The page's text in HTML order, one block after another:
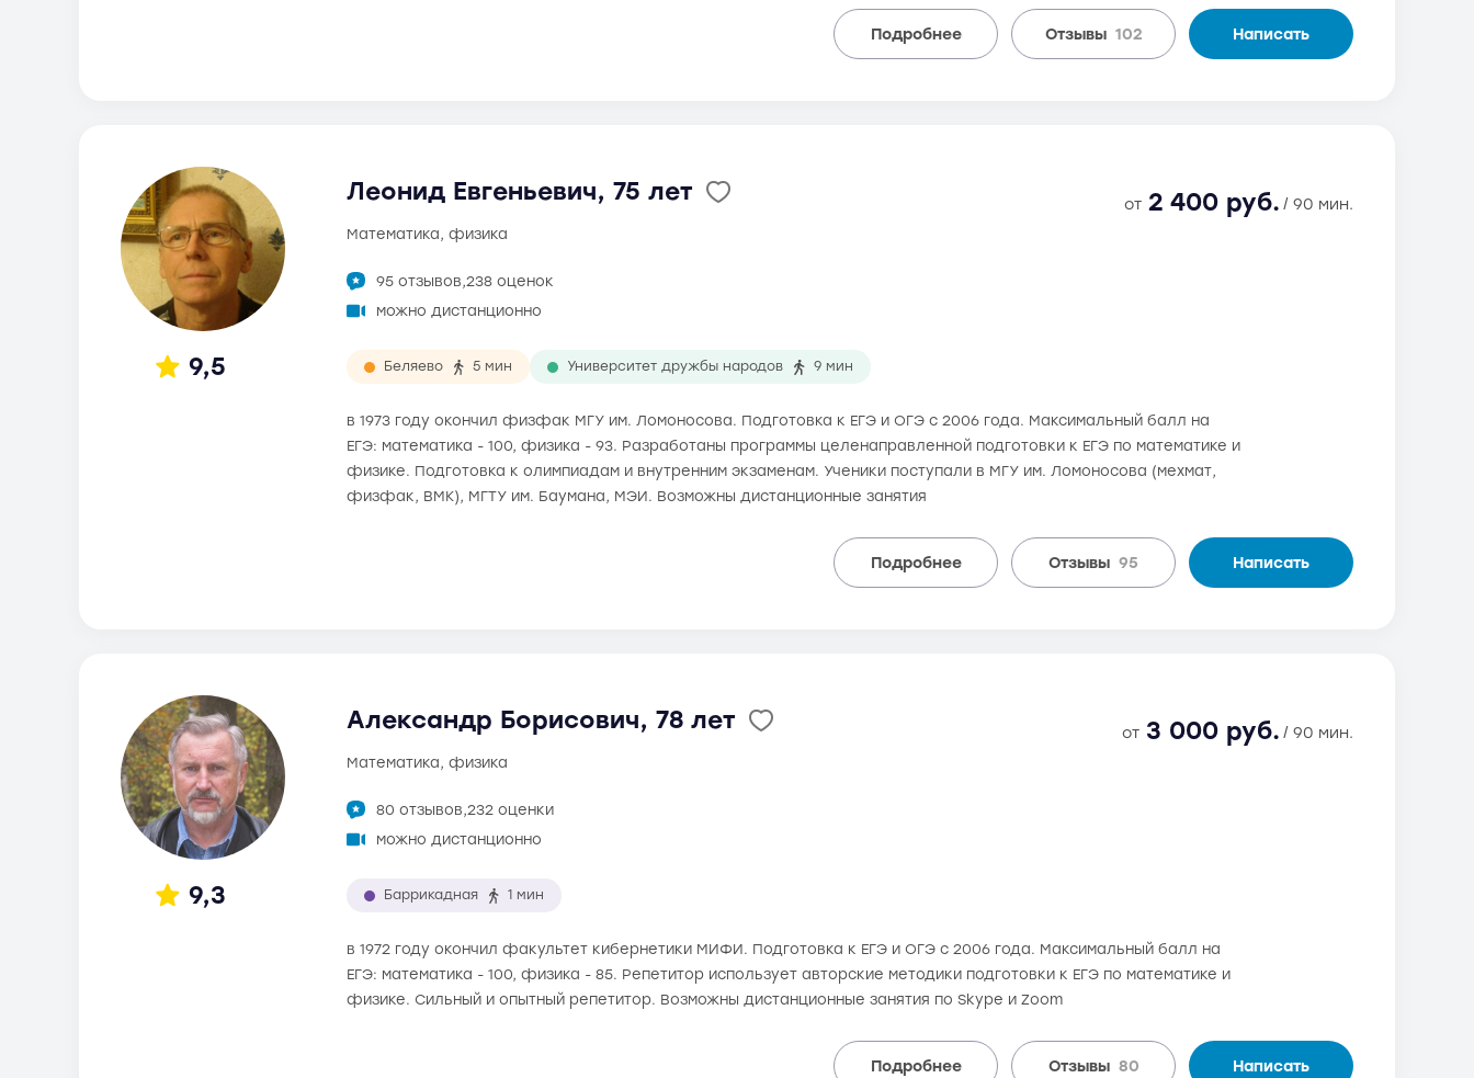
Подробнее Отзывы 102 Написать
9,5
Леонид Евгеньевич, 75 лет от 2 400 руб. / 90 мин.
математика, физика
95 отзывов,238 оценок
можно дистанционно
Беляево 5 мин Университет дружбы народов 9 мин
в 1973 году окончил физфак МГУ им. Ломоносова. Подготовка к ЕГЭ и ОГЭ с 2006 года. Максимальный балл на
ЕГЭ: математика - 100, физика - 93. Разработаны программы целенаправленной подготовки к ЕГЭ по математике и
физике. Подготовка к олимпиадам и внутренним экзаменам. Ученики поступали в МГУ им. Ломоносова (мехмат,
физфак, ВМК), МГТУ им. Баумана, МЭИ. Возможны дистанционные занятия
Подробнее Отзывы 95 Написать
9,3
Александр Борисович, 78 лет от 3 000 руб. / 90 мин.
математика, физика
80 отзывов,232 оценки
можно дистанционно
Баррикадная 1 мин
в 1972 году окончил факультет кибернетики МИФИ. Подготовка к ЕГЭ и ОГЭ с 2006 года. Максимальный балл на
ЕГЭ: математика - 100, физика - 85. Репетитор использует авторские методики подготовки к ЕГЭ по математике и
физике. Сильный и опытный репетитор. Возможны дистанционные занятия по Skype и Zoom
Подробнее Отзывы 80 Написать